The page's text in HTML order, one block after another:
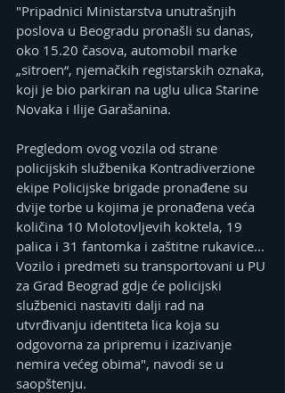
"Pripadnici Ministarstva unutrašnjih
poslova u Beogradu pronašli su danas,
oko 15.20 časova, automobil marke
„sitroen“, njemačkih registarskih oznaka,
koji je bio parkiran na uglu ulica Starine
Novaka i Ilije Garašanina.
Pregledom ovog vozila od strane
policijskih službenika Kontradiverzione
ekipe Policijske brigade pronađene su
dvije torbe u kojima je pronađena veća
količina 10 Molotovljevih koktela, 19
palica i 31 fantomka i zaštitne rukavice...
Vozilo i predmeti su transportovani u PU
za Grad Beograd gdje će policijski
službenici nastaviti dalji rad na
utvrđivanju identiteta lica koja su
odgovorna za pripremu i izazivanje
nemira većeg obima", navodi se u
saopštenju.